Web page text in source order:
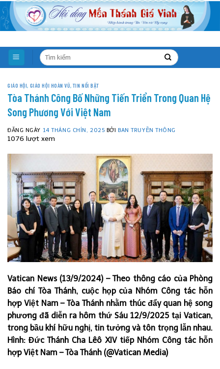
Skip
to
content
GIÁO HỘI, GIÁO HỘI HOÀN VŨ, TIN NỔI BẬT
Tòa Thánh Công Bố Những Tiến Triển Trong Quan Hệ
Song Phương Với Việt Nam
ĐĂNG NGÀY 14 THÁNG CHÍN, 2025 BỞIBAN TRUYỀN THÔNG
1076 lượt xem
Vatican News (13/9/2024) – Theo thông cáo của Phòng
Báo chí Tòa Thánh, cuộc họp của Nhóm Công tác hỗn
hợp Việt Nam – Tòa Thánh nhằm thúc đẩy quan hệ song
phương đã diễn ra hôm thứ Sáu 12/9/2025 tại Vatican,
trong bầu khí hữu nghị, tin tưởng và tôn trọng lẫn nhau.
Hình: Đức Thánh Cha Lêô XIV tiếp Nhóm Công tác hỗn
hợp Việt Nam – Tòa Thánh (@Vatican Media)